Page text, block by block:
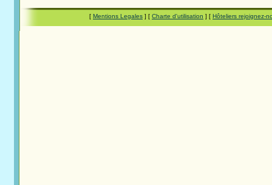
[ Mentions Legales ] [ Charte d'utilisation ] [ Hôteliers rejoignez-